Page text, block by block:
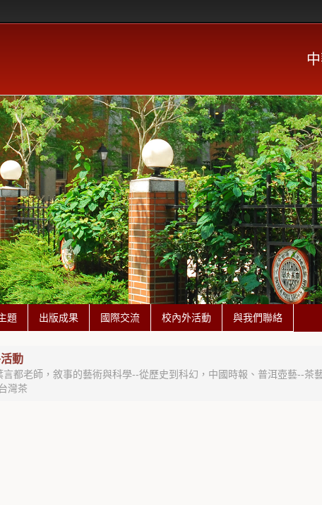
題 出版成果 國際交流 校內外活動 與我們聯絡
動
言都老師，敘事的藝術與科學--從歷史到科幻，中國時報、普洱壺藝--茶
灣茶